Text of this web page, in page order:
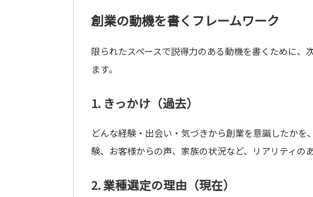
創業の動機を書くフレームワーク
限られたスペースで説得力のある動機を書くために、
ます。
1. きっかけ（過去）
どんな経験・出会い・気づきから創業を意識したか
験、お客様からの声、家族の状況など、リアリティの
2. 業種選定の理由（現在）